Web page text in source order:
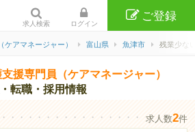
求人検索 ログイン
ご登録
ケアマネージャー） 富山県 魚津市 残業少な
援専門員（ケアマネージャー）
転職・採用情報
・・・・・・・・・・・・・・・・・・・・・
求人数2件